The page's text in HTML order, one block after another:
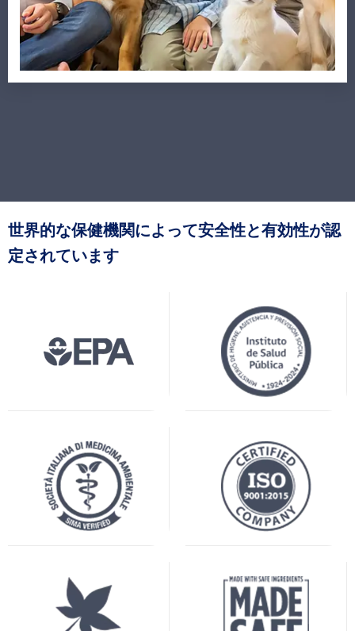
世界的な保健機関によって安全性と有効性が認
定されています